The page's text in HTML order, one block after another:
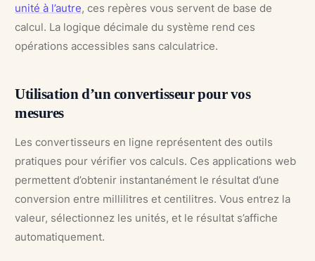
unité à l’autre, ces repères vous servent de base de
calcul. La logique décimale du système rend ces
opérations accessibles sans calculatrice.
Utilisation d’un convertisseur pour vos
mesures
Les convertisseurs en ligne représentent des outils
pratiques pour vérifier vos calculs. Ces applications web
permettent d’obtenir instantanément le résultat d’une
conversion entre millilitres et centilitres. Vous entrez la
valeur, sélectionnez les unités, et le résultat s’affiche
automatiquement.